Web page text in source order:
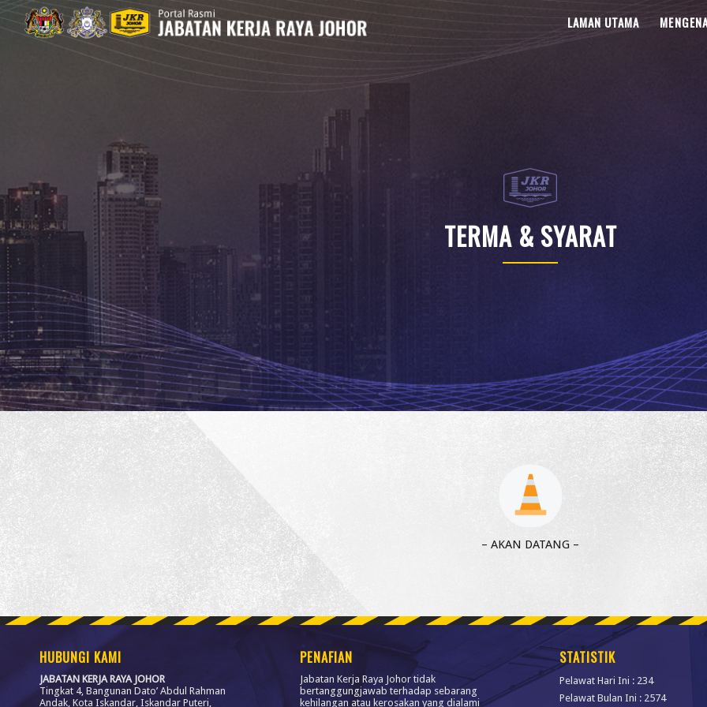
LAMAN UTAMA
TERMA & SYARAT
– AKAN DATANG –
HUBUNGI KAMI
JABATAN KERJA RAYA JOHOR
Tingkat 4, Bangunan Dato’ Abdul Rahman
Andak, Kota Iskandar, Iskandar Puteri,
PENAFIAN
Jabatan Kerja Raya Johor tidak
bertanggungjawab terhadap sebarang
kehilangan atau kerosakan yang dialami
STATISTIK
Pelawat Hari Ini : 234
Pelawat Bulan Ini : 2574